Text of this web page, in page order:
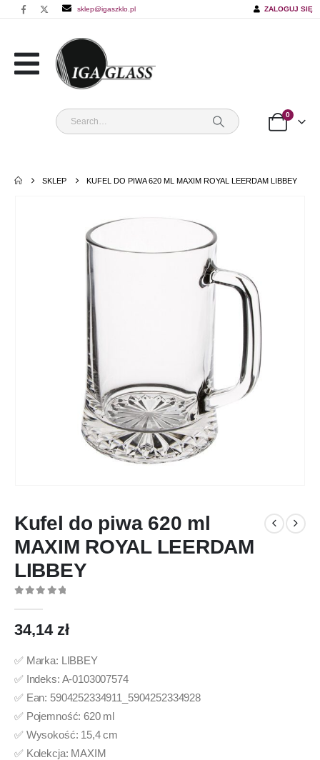
sklep@igaszklo.pl ZALOGUJ SIĘ
0
SKLEP KUFEL DO PIWA 620 ML MAXIM ROYAL LEERDAM LIBBEY
Kufel do piwa 620 ml
MAXIM ROYAL LEERDAM
LIBBEY
34,14 zł
✅ Marka: LIBBEY
✅ Indeks: A-0103007574
✅ Ean: 5904252334911_5904252334928
✅ Pojemność: 620 ml
✅ Wysokość: 15,4 cm
✅ Kolekcja: MAXIM